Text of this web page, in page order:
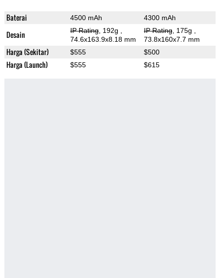
Baterai 4500 mAh 4300 mAh
Desain IP Rating, 192g
74.6x163.9x8.18 mm
IP Rating, 175g
73.8x160x7.7 mm
Harga (Sekitar) $555 $500
Harga (Launch) $555 $615